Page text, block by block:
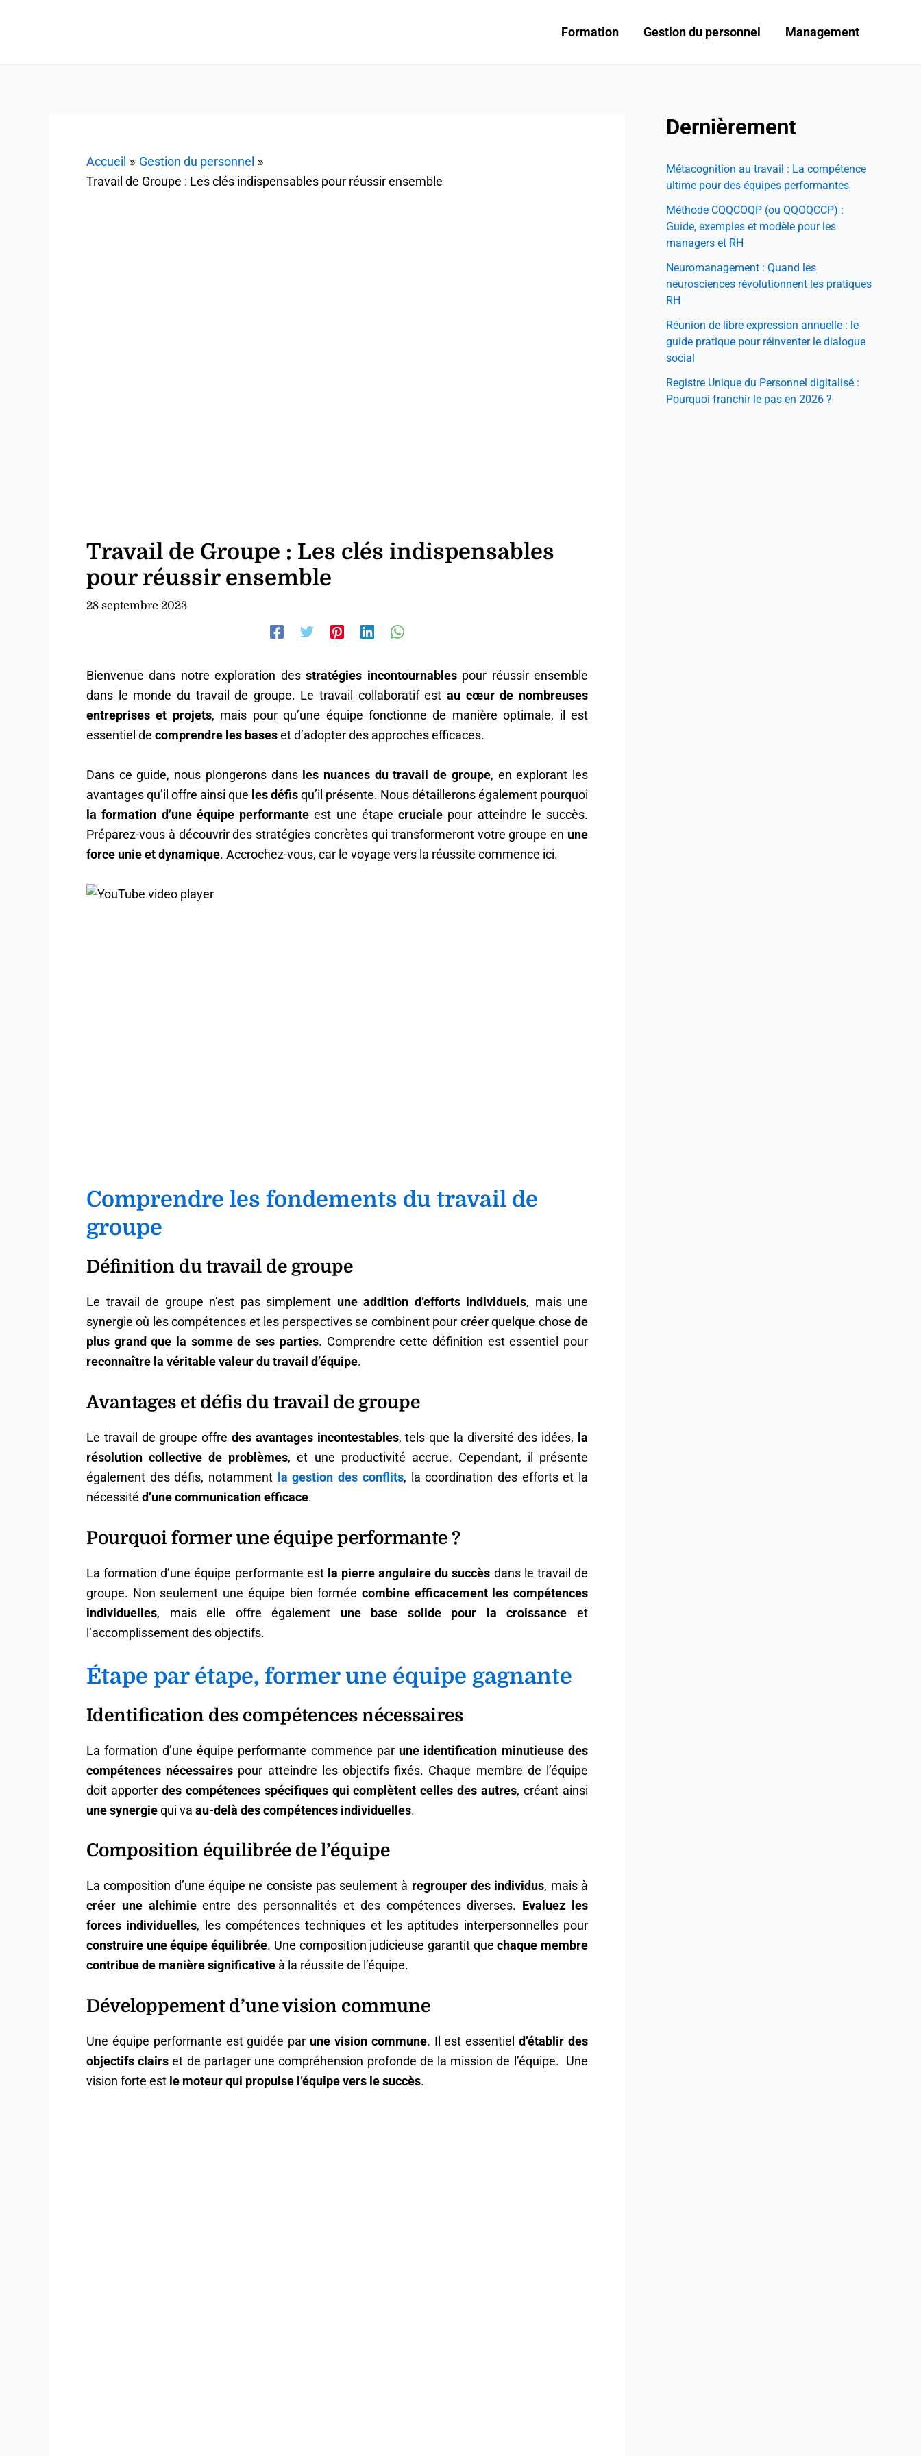
Formation Gestion du personnel Management
Accueil
Gestion du personnel
Travail de Groupe : Les clés indispensables pour réussir ensemble
Travail de Groupe : Les clés indispensables
pour réussir ensemble
28 septembre 2023
Bienvenue dans notre exploration desstratégies incontournablespour réussir ensemble
dans le monde du travail de groupe. Le travail collaboratif estau cœur de nombreuses
entreprises et projets, mais pour qu’une équipe fonctionne de manière optimale, il est
essentiel de comprendre les baseset d’adopter des approches efficaces.
Dans ce guide, nous plongerons dans les nuances du travail de groupe, en explorant les
avantages qu’il offre ainsi que les défisqu’il présente. Nous détaillerons également pourquoi
la formation d’une équipe performante est une étape cruciale pour atteindre le succès.
Préparez-vous à découvrir des stratégies concrètes qui transformeront votre groupe en une
force unie et dynamique. Accrochez-vous, car le voyage vers la réussite commence ici.
Comprendre les fondements du travail de
groupe
Définition du travail de groupe
Le travail de groupe n’est pas simplement une addition d’efforts individuels, mais une
synergie où les compétences et les perspectives se combinent pour créer quelque chose de
plus grand que la somme de ses parties. Comprendre cette définition est essentiel pour
reconnaître la véritable valeur du travail d’équipe.
Avantages et défis du travail de groupe
Le travail de groupe offre des avantages incontestables, tels que la diversité des idées, la
résolution collective de problèmes, et une productivité accrue. Cependant, il présente
également des défis, notamment la gestion des conflits, la coordination des efforts et la
nécessité d’une communication efficace.
Pourquoi former une équipe performante ?
La formation d’une équipe performante est la pierre angulaire du succès dans le travail de
groupe. Non seulement une équipe bien formée combine efficacement les compétences
individuelles, mais elle offre également une base solide pour la croissance et
l’accomplissement des objectifs.
Étape par étape, former une équipe gagnante
Identification des compétences nécessaires
La formation d’une équipe performante commence par une identification minutieuse des
compétences nécessaires pour atteindre les objectifs fixés. Chaque membre de l’équipe
doit apporter des compétences spécifiques qui complètent celles des autres, créant ainsi
une synergiequi va au-delà des compétences individuelles.
Composition équilibrée de l’équipe
La composition d’une équipe ne consiste pas seulement à regrouper des individus, mais à
créer une alchimieentre des personnalités et des compétences diverses. Evaluez les
forces individuelles, les compétences techniques et les aptitudes interpersonnelles pour
construire une équipe équilibrée. Une composition judicieuse garantit que chaque membre
contribue de manière significative à la réussite de l’équipe.
Développement d’une vision commune
Une équipe performante est guidée par une vision commune. Il est essentield’établir des
objectifs clairs et de partager une compréhension profonde de la mission de l’équipe. Une
vision forte est le moteur qui propulse l’équipe vers le succès.
Dernièrement
Métacognition au travail : La compétence
ultime pour des équipes performantes
Méthode CQQCOQP (ou QQOQCCP) :
Guide, exemples et modèle pour les
managers et RH
Neuromanagement : Quand les
neurosciences révolutionnent les pratiques
RH
Réunion de libre expression annuelle : le
guide pratique pour réinventer le dialogue
social
Registre Unique du Personnel digitalisé :
Pourquoi franchir le pas en 2026 ?